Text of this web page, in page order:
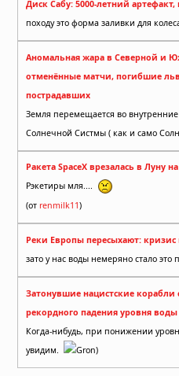
Диск Сабу: 5000-летний
походу это форма заливки для
Аномальная жара в Северной и
отменённые матчи, погибшие
пострадавших
Земля перемещается во внутренние
Солнечной Систмы ( как и само
Ракета SpaceX врезалась в Луну
Рэкетиры мля....
(от renmilk11)
Реки Европы пересыхают: кризис
зато у нас воды немеряно стало это
Затонувшие нацистские корабли
рекордного падения уровня воды
Когда-нибудь, при понижении
увидим.
Gron)